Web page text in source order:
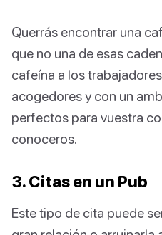
Querrás encontrar una
que no una de esas
cafeína a los
acogedores y con un
perfectos para vuestra
conoceros.
3. Citas en un Pub
Este tipo de cita puede